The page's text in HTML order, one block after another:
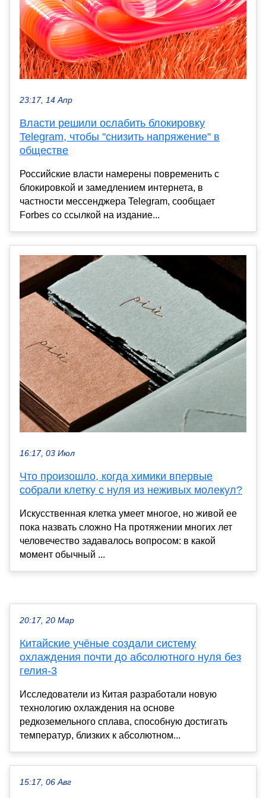
23:17, 14 Апр
Власти решили ослабить блокировку
Telegram, чтобы "снизить напряжение" в
обществе
Российские власти намерены повременить с
блокировкой и замедлением интернета, в
частности мессенджера Telegram, сообщает
Forbes со ссылкой на издание...
16:17, 03 Июл
Что произошло, когда химики впервые
собрали клетку с нуля из неживых молекул?
Искусственная клетка умеет многое, но живой ее
пока назвать сложно На протяжении многих лет
человечество задавалось вопросом: в какой
момент обычный ...
20:17, 20 Мар
Китайские учёные создали систему
охлаждения почти до абсолютного нуля без
гелия-3
Исследователи из Китая разработали новую
технологию охлаждения на основе
редкоземельного сплава, способную достигать
температур, близких к абсолютном...
15:17, 06 Авг